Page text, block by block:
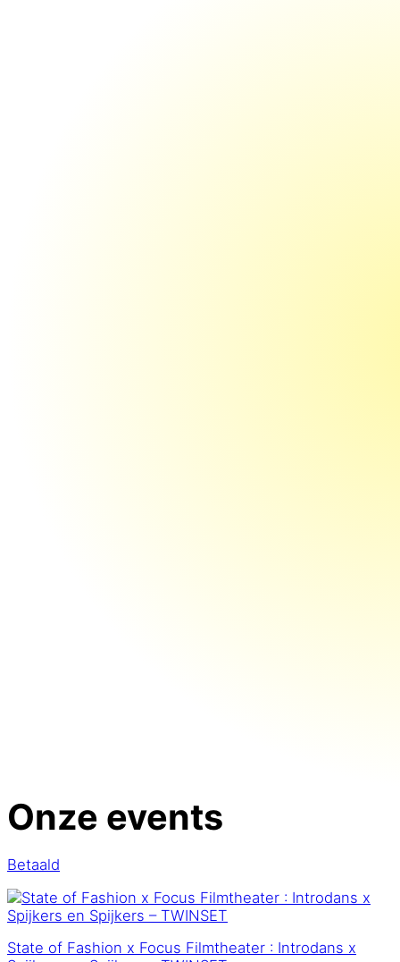
Onze events
Betaald
State of Fashion x Focus Filmtheater : Introdans x